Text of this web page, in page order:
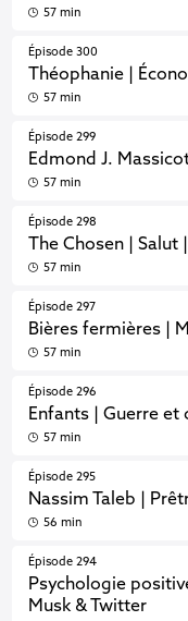
57 min
Épisode 300
Théophanie |
57 min
Épisode 299
Edmond J.
57 min
Épisode 298
The Chosen |
57 min
Épisode 297
Bières fermières |
57 min
Épisode 296
Enfants | Guerre et
57 min
Épisode 295
Nassim Taleb |
56 min
Épisode 294
Psychologie
Musk & Twitter